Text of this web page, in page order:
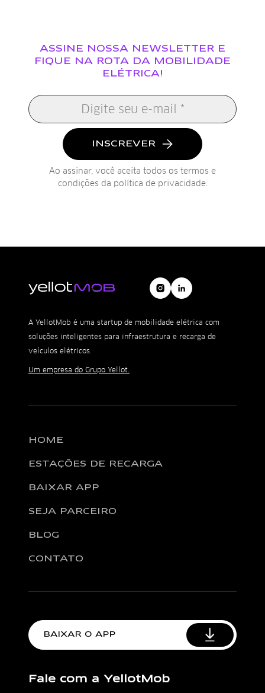
ASSINE NOSSA NEWSLETTER E
FIQUE NA ROTA DA MOBILIDADE
ELÉTRICA!
INSCREVER
Ao assinar, você aceita todos os termos e
condições da política de privacidade.
A YellotMob é uma startup de mobilidade elétrica com
soluções inteligentes para infraestrutura e recarga de
veículos elétricos.
Um empresa do Grupo Yellot.
HOME
ESTAÇÕES DE RECARGA
BAIXAR APP
SEJA PARCEIRO
BLOG
CONTATO
BAIXAR O APP
Fale com a YellotMob